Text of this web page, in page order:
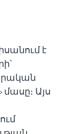
է
Այս